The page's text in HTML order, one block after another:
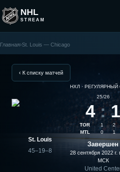
NHL
STREAM
Chicago
результат
матча
Главная›St. Louis — Chicago
‹ К списку матчей
St. Louis
45–19–8
НХЛ · РЕГУЛЯРНЫЙ
25/26
4 : 1
TOR 1 2
MTL
0 1
Завершен
28 сентября 2022 г.
МСК
United